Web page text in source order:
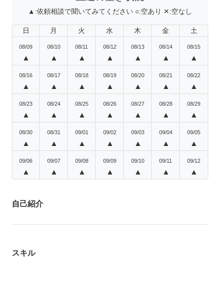
▲:依頼相談で聞いてみてください ○:空あり ✕:空なし
日 月 火 水 木 金 土
08/09
▲
08/10
▲
08/11
▲
08/12
▲
08/13
▲
08/14
▲
08/15
▲
08/16
▲
08/17
▲
08/18
▲
08/19
▲
08/20
▲
08/21
▲
08/22
▲
08/23
▲
08/24
▲
08/25
▲
08/26
▲
08/27
▲
08/28
▲
08/29
▲
08/30
▲
08/31
▲
09/01
▲
09/02
▲
09/03
▲
09/04
▲
09/05
▲
09/06
▲
09/07
▲
09/08
▲
09/09
▲
09/10
▲
09/11
▲
09/12
▲
自己紹介
スキル